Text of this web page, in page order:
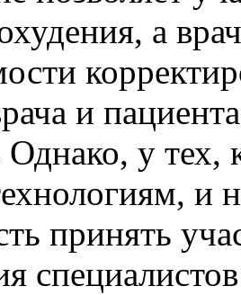
а
и
у тех,
и
принять